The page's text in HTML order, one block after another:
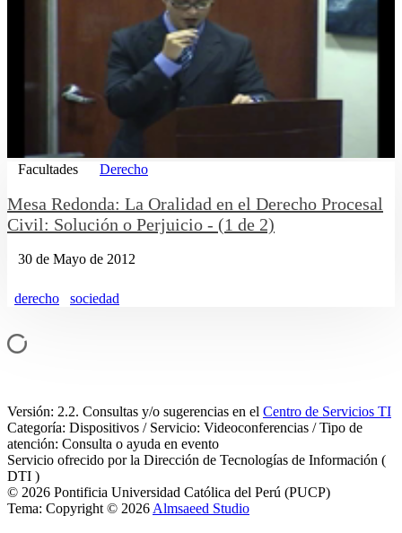
Facultades Derecho
Mesa Redonda: La Oralidad en el Derecho Procesal
Civil: Solución o Perjuicio - (1 de 2)
30 de Mayo de 2012
derecho sociedad
Versión: 2.2. Consultas y/o sugerencias en el Centro de Servicios TI
Categoría: Dispositivos / Servicio: Videoconferencias / Tipo de
atención: Consulta o ayuda en evento
Servicio ofrecido por la Dirección de Tecnologías de Información (
DTI )
© 2026 Pontificia Universidad Católica del Perú (PUCP)
Tema: Copyright © 2026 Almsaeed Studio